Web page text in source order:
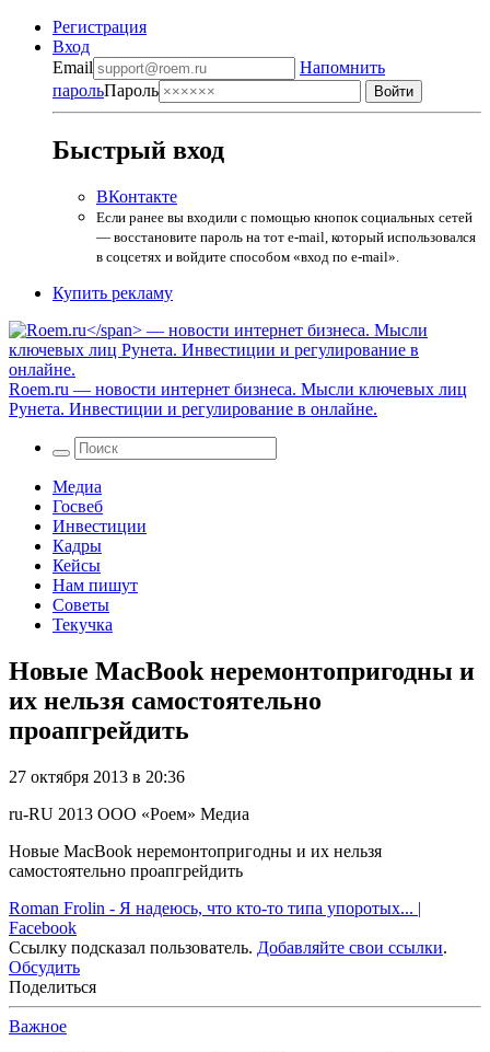
Регистрация
Вход
Email
Напомнить
парольПароль
Быстрый вход
ВКонтакте
Если ранее вы входили с помощью кнопок социальных сетей
— восстановите пароль на тот e-mail, который использовался
в соцсетях и войдите способом «вход по e-mail».
Купить рекламу
Roem.ru — новости интернет бизнеса. Мысли ключевых лиц
Рунета. Инвестиции и регулирование в онлайне.
Медиа
Госвеб
Инвестиции
Кадры
Кейсы
Нам пишут
Советы
Текучка
Новые MacBook неремонтопригодны и
их нельзя самостоятельно
проапгрейдить
27 октября 2013 в 20:36
ru-RU 2013 ООО «Роем» Медиа
Новые MacBook неремонтопригодны и их нельзя
самостоятельно проапгрейдить
Roman Frolin - Я надеюсь, что кто-то типа упоротых... |
Facebook
Ссылку подсказал пользователь. Добавляйте свои ссылки.
Обсудить
Поделиться
Важное